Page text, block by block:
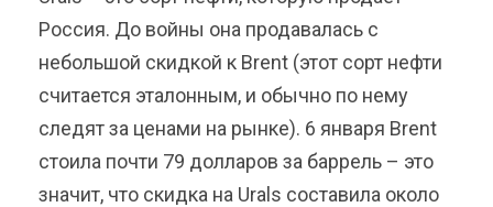
Россия. До войны она продавалась с
небольшой скидкой к Brent (этот сорт нефти
считается эталонным, и обычно по нему
следят за ценами на рынке). 6 января Brent
стоила почти 79 долларов за баррель – это
значит, что скидка на Urals составила около